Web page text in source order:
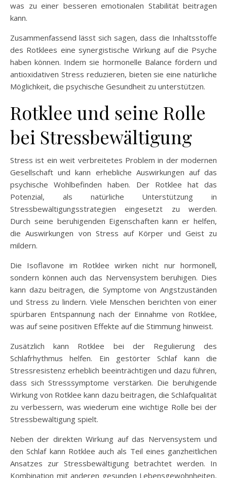
was zu einer besseren emotionalen Stabilität beitragen
kann.
Zusammenfassend lässt sich sagen, dass die Inhaltsstoffe
des Rotklees eine synergistische Wirkung auf die Psyche
haben können. Indem sie hormonelle Balance fördern und
antioxidativen Stress reduzieren, bieten sie eine natürliche
Möglichkeit, die psychische Gesundheit zu unterstützen.
Rotklee und seine Rolle
bei Stressbewältigung
Stress ist ein weit verbreitetes Problem in der modernen
Gesellschaft und kann erhebliche Auswirkungen auf das
psychische Wohlbefinden haben. Der Rotklee hat das
Potenzial, als natürliche Unterstützung in
Stressbewältigungsstrategien eingesetzt zu werden.
Durch seine beruhigenden Eigenschaften kann er helfen,
die Auswirkungen von Stress auf Körper und Geist zu
mildern.
Die Isoflavone im Rotklee wirken nicht nur hormonell,
sondern können auch das Nervensystem beruhigen. Dies
kann dazu beitragen, die Symptome von Angstzuständen
und Stress zu lindern. Viele Menschen berichten von einer
spürbaren Entspannung nach der Einnahme von Rotklee,
was auf seine positiven Effekte auf die Stimmung hinweist.
Zusätzlich kann Rotklee bei der Regulierung des
Schlafrhythmus helfen. Ein gestörter Schlaf kann die
Stressresistenz erheblich beeinträchtigen und dazu führen,
dass sich Stresssymptome verstärken. Die beruhigende
Wirkung von Rotklee kann dazu beitragen, die Schlafqualität
zu verbessern, was wiederum eine wichtige Rolle bei der
Stressbewältigung spielt.
Neben der direkten Wirkung auf das Nervensystem und
den Schlaf kann Rotklee auch als Teil eines ganzheitlichen
Ansatzes zur Stressbewältigung betrachtet werden. In
Kombination mit anderen gesunden Lebensgewohnheiten,